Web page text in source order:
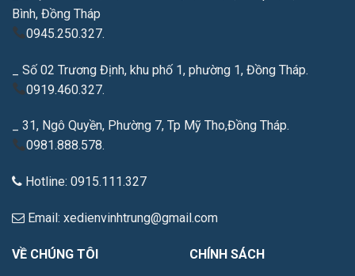
Bình, Đồng Tháp
0945.250.327.
_ Số 02 Trương Định, khu phố 1, phường 1, Đồng Tháp.
0919.460.327.
_ 31, Ngô Quyền, Phường 7, Tp Mỹ Tho,Đồng Tháp.
0981.888.578.
Hotline: 0915.111.327
Email: xedienvinhtrung@gmail.com
VỀ CHÚNG TÔI CHÍNH SÁCH